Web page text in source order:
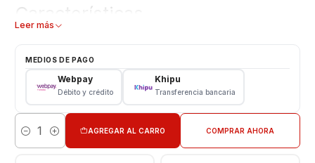
Características
CONSULTE POR INSTALACION EN TIENDA
Respaldo VENTAS ELECTRONICAS
Leer más
MEDIOS DE PAGO
Webpay
Débito y crédito
Khipu
Transferencia bancaria
Cantidad
AGREGAR AL CARRO COMPRAR AHORA